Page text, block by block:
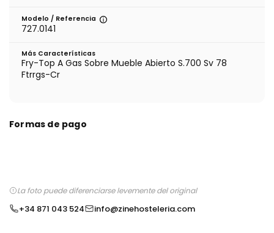
Modelo / Referencia
727.0141
Más Características
Fry-Top A Gas Sobre Mueble Abierto S.700 Sv 78
Ftrrgs-Cr
Formas de pago
La foto puede diferenciarse levemente del original
+34 871 043 524 info@zinehosteleria.com